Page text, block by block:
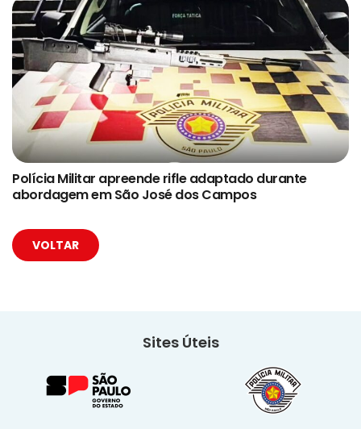
Polícia Militar apreende rifle adaptado durante
abordagem em São José dos Campos
VOLTAR
Sites Úteis